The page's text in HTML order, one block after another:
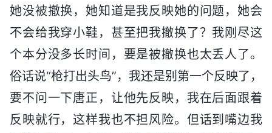
她没被撤换，她知道是我反映她的问题，她会
不会给我穿小鞋，甚至把我撤换了？我刚尽这
个本分没多长时间，要是被撤换也太丢人了。
俗话说“枪打出头鸟”，我还是别第一个反映了，
要不问一下唐正，让他先反映，我在后面跟着
反映就行，这样我也不担风险。但话到嘴边我